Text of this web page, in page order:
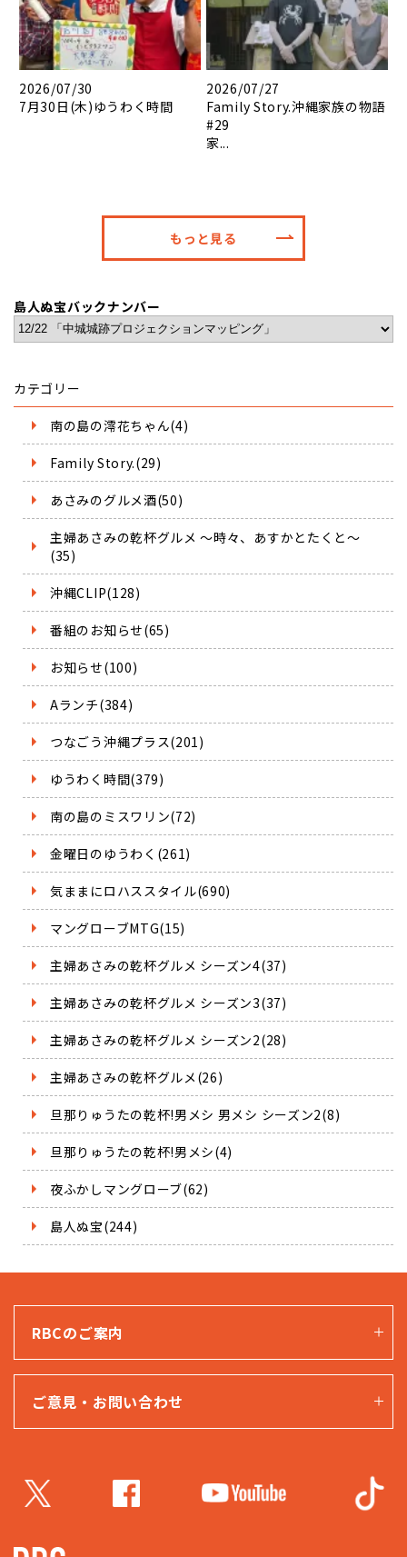
2026/07/30
7月30日(木)ゆうわく時間
2026/07/27
Family Story.沖縄家族の物語
#29
家...
もっと見る
島人ぬ宝バックナンバー
カテゴリー
南の島の澪花ちゃん(4)
Family Story.(29)
あさみのグルメ酒(50)
主婦あさみの乾杯グルメ ～時々、あすかとたくと～
(35)
沖縄CLIP(128)
番組のお知らせ(65)
お知らせ(100)
Aランチ(384)
つなごう沖縄プラス(201)
ゆうわく時間(379)
南の島のミスワリン(72)
金曜日のゆうわく(261)
気ままにロハススタイル(690)
マングローブMTG(15)
主婦あさみの乾杯グルメ シーズン4(37)
主婦あさみの乾杯グルメ シーズン3(37)
主婦あさみの乾杯グルメ シーズン2(28)
主婦あさみの乾杯グルメ(26)
旦那りゅうたの乾杯!男メシ 男メシ シーズン2(8)
旦那りゅうたの乾杯!男メシ(4)
夜ふかしマングローブ(62)
島人ぬ宝(244)
RBCのご案内
ご意見・お問い合わせ